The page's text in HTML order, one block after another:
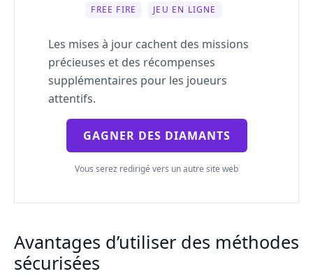
FREE FIRE JEU EN LIGNE
Les mises à jour cachent des missions
précieuses et des récompenses
supplémentaires pour les joueurs
attentifs.
GAGNER DES DIAMANTS
Vous serez redirigé vers un autre site web
Avantages d’utiliser des méthodes
sécurisées